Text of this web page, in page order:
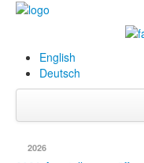
English
Deutsch
2026